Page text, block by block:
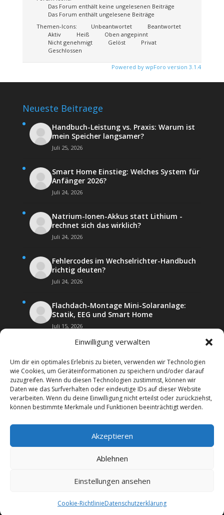
Einwilligung verwalten
Um dir ein optimales Erlebnis zu bieten, verwenden wir Technologien
wie Cookies, um Geräteinformationen zu speichern und/oder darauf
zuzugreifen. Wenn du diesen Technologien zustimmst, können wir
Daten wie das Surfverhalten oder eindeutige IDs auf dieser Website
verarbeiten. Wenn du deine Einwilligung nicht erteilst oder zurückziehst,
können bestimmte Merkmale und Funktionen beeinträchtigt werden.
Akzeptieren
Ablehnen
Einstellungen ansehen
Cookie-RichtlinieDatenschutz­erklärung
Das Forum enthält keine ungelesenen Beiträge
Das Forum enthält ungelesene Beiträge
Themen-Icons:
Unbeantwortet
Beantwortet
Aktiv
Heiß
Oben angepinnt
Nicht genehmigt
Gelöst
Privat
Geschlossen
Powered by wpForo version 3.1.4
Neueste Beitraege
Handbuch-Leistung vs. Praxis: Warum ist
mein Speicher langsamer?
Juli 25, 2026
Smart Home Einstieg: Welches System für
Anfänger 2026?
Juli 24, 2026
Natrium-Ionen-Akkus statt Lithium -
rechnet sich das wirklich?
Juli 24, 2026
Fehlercodes im Wechselrichter-Handbuch
richtig deuten?
Juli 24, 2026
Flachdach-Montage Mini-Solaranlage:
Statik, EEG und Smart Home
Juli 15, 2026
Kontakt
Impressum
Datenschutz­erklärung
Forenregeln
Copyright 2026 | Web24 Consulting AVO UG | Alle
Rechte vorbehalten *Werbehinweis: Das Forum
Werbepartnern. Wenn Sie bei diesen etwas bestellen,
Dienstleister.